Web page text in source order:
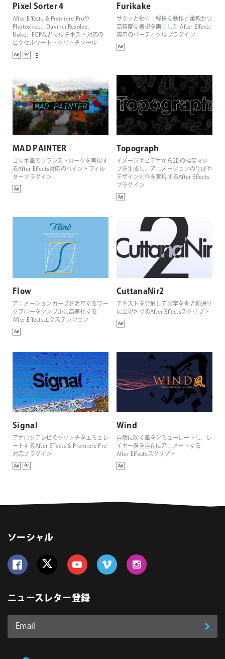
Pixel Sorter 4
After Effects & Premiere Proや
Photoshop、Davinci Resolve、
Nuke、FCPなどマルチホスト対応の
ピクセルソート・グリッチツール
Furikake
サクッと動く！軽快な動作と柔軟かつ
高精度な表現を両立した After Effects
専用のパーティクルプラグイン
MAD PAINTER
ゴッホ風のブラシストロークを再現す
るAfter Effects対応のペイントフィル
タープラグイン
Topograph
イメージやビデオから2Dの標高マッ
プを生成し、アニメーションの生成や
デザイン制作を実現するAfter Effects
プラグイン
Flow
アニメーションカーブを活用するワー
クフローをシンプルに高速化する
After Effectsエクステンション
CuttanaNir2
テキストを分解して文字を書き順通り
に出現させるAfter Effectsスクリプト
Signal
アナログテレビのグリッチをエミュレ
ートするAfter Effects & Premiere Pro
対応プラグイン
Wind
自然に吹く風をシミューレートし、レ
イヤー群を自在にアニメートする
After Effectsスクリプト
ソーシャル
ニュースレター登録
Email
登